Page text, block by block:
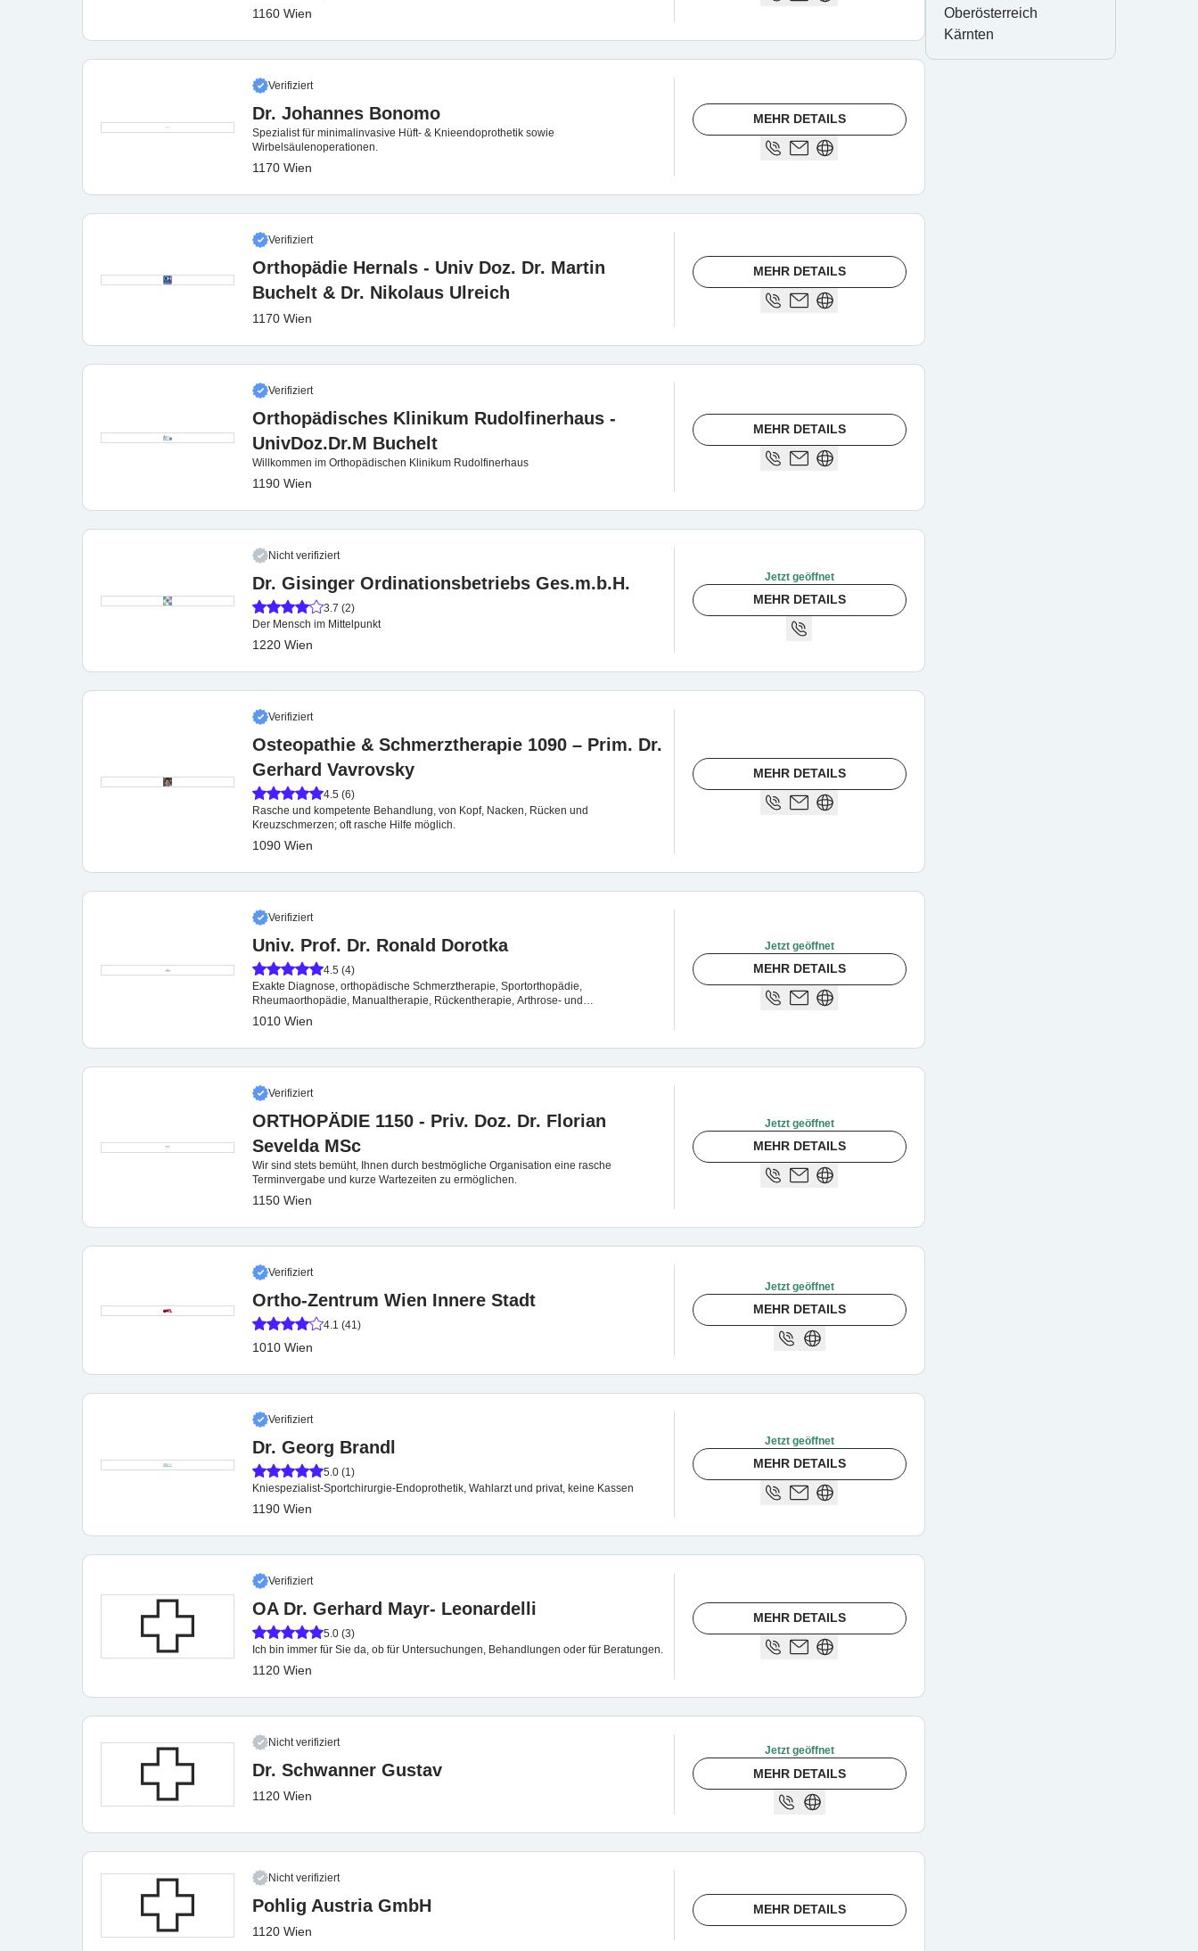
1160 Wien
Verifiziert
Dr. Johannes Bonomo
Spezialist für minimalinvasive Hüft- & Knieendoprothetik sowie
Wirbelsäulenoperationen.
1170 Wien
MEHR DETAILS
Verifiziert
Orthopädie Hernals - Univ Doz. Dr. Martin
Buchelt & Dr. Nikolaus Ulreich
1170 Wien
MEHR DETAILS
Verifiziert
Orthopädisches Klinikum Rudolfinerhaus -
UnivDoz.Dr.M Buchelt
Willkommen im Orthopädischen Klinikum Rudolfinerhaus
1190 Wien
MEHR DETAILS
Nicht verifiziert
Dr. Gisinger Ordinationsbetriebs Ges.m.b.H.
3.7 (2)
Der Mensch im Mittelpunkt
1220 Wien
Jetzt geöffnet
MEHR DETAILS
Verifiziert
Osteopathie & Schmerztherapie 1090 – Prim. Dr.
Gerhard Vavrovsky
4.5 (6)
Rasche und kompetente Behandlung, von Kopf, Nacken, Rücken und
Kreuzschmerzen; oft rasche Hilfe möglich.
1090 Wien
MEHR DETAILS
Verifiziert
Univ. Prof. Dr. Ronald Dorotka
4.5 (4)
Exakte Diagnose, orthopädische Schmerztherapie, Sportorthopädie,
Rheumaorthopädie, Manualtherapie, Rückentherapie, Arthrose- und
Knorpelspezialist
1010 Wien
Jetzt geöffnet
MEHR DETAILS
Verifiziert
ORTHOPÄDIE 1150 - Priv. Doz. Dr. Florian
Sevelda MSc
Wir sind stets bemüht, Ihnen durch bestmögliche Organisation eine rasche
Terminvergabe und kurze Wartezeiten zu ermöglichen.
1150 Wien
Jetzt geöffnet
MEHR DETAILS
Verifiziert
Ortho-Zentrum Wien Innere Stadt
4.1 (41)
1010 Wien
Jetzt geöffnet
MEHR DETAILS
Verifiziert
Dr. Georg Brandl
5.0 (1)
Kniespezialist-Sportchirurgie-Endoprothetik, Wahlarzt und privat, keine Kassen
1190 Wien
Jetzt geöffnet
MEHR DETAILS
Verifiziert
OA Dr. Gerhard Mayr- Leonardelli
5.0 (3)
Ich bin immer für Sie da, ob für Untersuchungen, Behandlungen oder für Beratungen.
1120 Wien
MEHR DETAILS
Nicht verifiziert
Dr. Schwanner Gustav
1120 Wien
Jetzt geöffnet
MEHR DETAILS
Nicht verifiziert
Pohlig Austria GmbH
1120 Wien
MEHR DETAILS
Oberösterreich
Kärnten